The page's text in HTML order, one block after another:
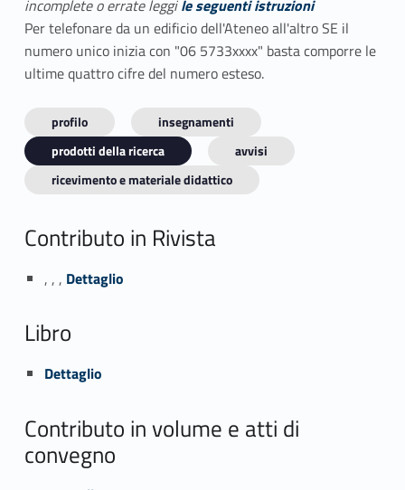
incomplete o errate leggile seguenti istruzioni
Per telefonare da un edificio dell'Ateneo all'altro SE il
numero unico inizia con "06 5733xxxx" basta comporre le
ultime quattro cifre del numero esteso.
profilo
insegnamenti
prodotti della ricerca
avvisi
ricevimento e materiale didattico
Contributo in Rivista
, , , Link identifier #identifier_person_178136-1
Dettaglio
Libro
Link identifier #identifier_person_142497-2
Dettaglio
Contributo in volume e atti di
convegno